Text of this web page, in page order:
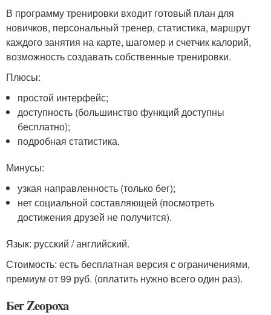
В программу тренировки входит готовый план для
новичков, персональный тренер, статистика, маршрут
каждого занятия на карте, шагомер и счетчик калорий,
возможность создавать собственные тренировки.
Плюсы:
простой интерфейс;
доступность (большинство функций доступны
бесплатно);
подробная статистика.
Минусы:
узкая направленность (только бег);
нет социальной составляющей (посмотреть
достижения друзей не получится).
Язык: русский / английский.
Стоимость: есть бесплатная версия с ограничениями,
премиум от 99 руб. (оплатить нужно всего один раз).
Бег Zeopoxa